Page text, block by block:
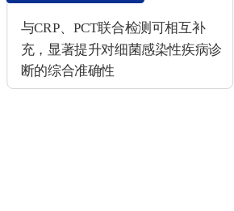
与CRP、PCT联合检测可相互补
充，显著提升对细菌感染性疾病诊
断的综合准确性